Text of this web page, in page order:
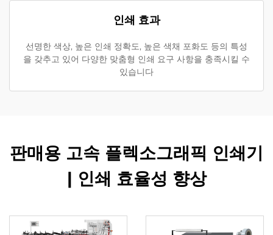
인쇄 효과
선명한 색상, 높은 인쇄 정확도, 높은 색채 포화도 등의 특성
을 갖추고 있어 다양한 맞춤형 인쇄 요구 사항을 충족시킬 수
있습니다
판매용 고속 플렉소그래픽 인쇄기
| 인쇄 효율성 향상